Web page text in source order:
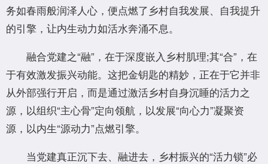
务如春雨般润泽人心，便点燃了乡村自我发展、自我提升
的引擎，让内生动力如活水奔涌不息。
融合党建之“融”，在于深度嵌入乡村肌理;其“合”，在
于有效激发振兴动能。这把金钥匙的精妙，正在于它并非
从外部强行开启，而是通过激活乡村自身沉睡的活力之
源，以组织“主心骨”定向领航，以发展“向心力”凝聚资
源，以内生“源动力”点燃引擎。
当党建真正沉下去、融进去，乡村振兴的“活力锁”必